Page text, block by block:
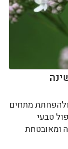
מתחים
טבעי
ומאובטחת